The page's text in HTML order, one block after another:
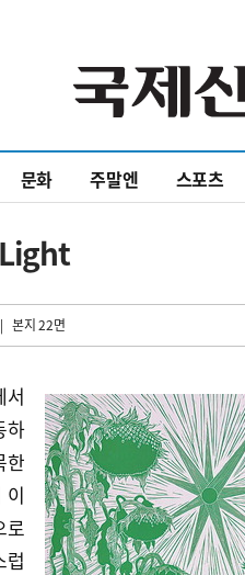
문화 주말엔 스포츠
| 본지 22면
하
한
이
로